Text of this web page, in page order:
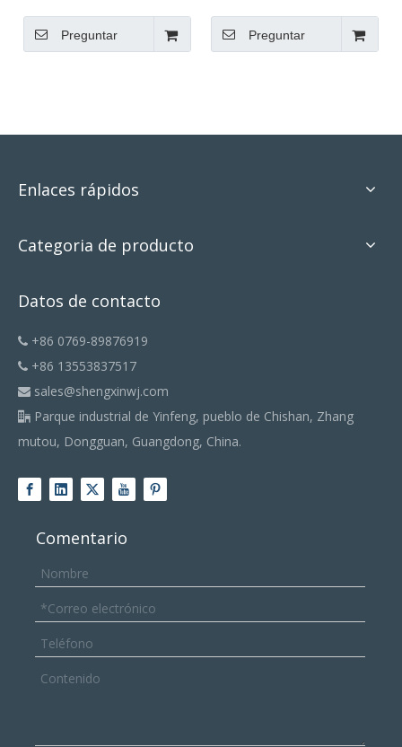
Preguntar Preguntar
Enlaces rápidos
Categoria de producto
Datos de contacto
 +86 0769-89876919
 +86 13553837517
 sales@shengxinwj.com
 Parque industrial de Yinfeng, pueblo de Chishan, Zhang
mutou, Dongguan, Guangdong, China.
Comentario